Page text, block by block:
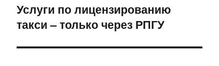
Следующая
запись:
Услуги по лицензированию
такси – только через РПГУ